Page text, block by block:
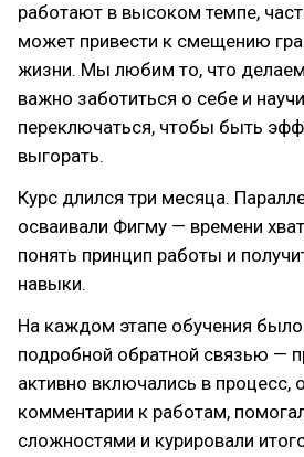
работают в высоком темпе,
может привести к смещению
жизни. Мы любим то, что
важно заботиться о себе и
переключаться, чтобы быть
выгорать.
Курс длился три месяца.
осваивали Фигму — времени
понять принцип работы и
навыки.
На каждом этапе обучения
подробной обратной связью —
активно включались в процесс,
комментарии к работам,
сложностями и курировали